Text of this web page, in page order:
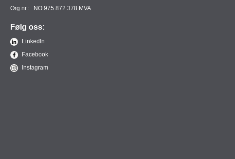
Org.nr.: NO 975 872 378 MVA
Følg oss:
LinkedIn
Facebook
Instagram